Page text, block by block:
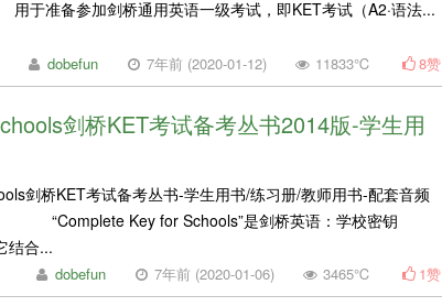
用于准备参加剑桥通用英语一级考试，即KET考试（A2·语法...
dobefun 7年前 (2020-01-12) 11833℃ 8赞
剑桥KET考试备考丛书2014版-学生用
桥KET考试备考丛书-学生用书/练习册/教师用书-配套音频
“Complete Key for Schools”是剑桥英语：学校密钥
结合...
dobefun 7年前 (2020-01-06) 3465℃ 1赞